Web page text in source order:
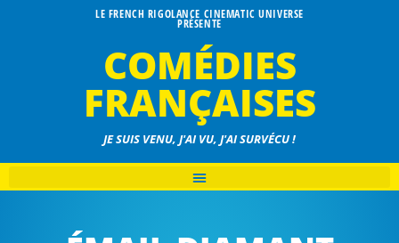
LE FRENCH RIGOLANCE CINEMATIC UNIVERSE
PRÉSENTE
COMÉDIES
FRANÇAISES
JE SUIS VENU, J'AI VU, J'AI SURVÉCU !